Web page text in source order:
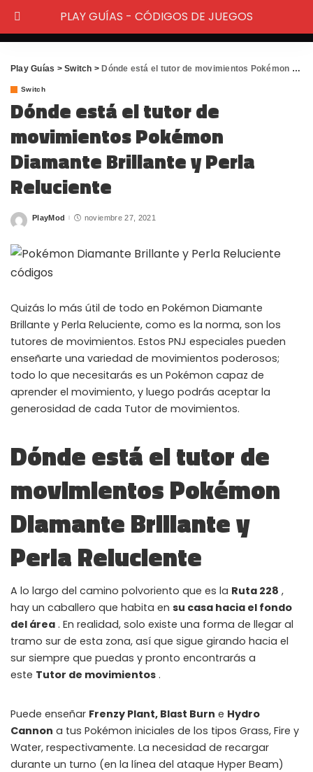
WHY JOIN THE CHANNEL?
ALL PERKS — ZERO NOISE • 100% FREE
💎100% FREE to join
No subscription, no credit card required — ever
⚡Tricks BEFORE website
Get exclusive codes and strategies before anyone else
Play Guías >Switch > Dónde está el tutor de movimientos Pokémon Diamante Brillante y Perla Reluciente
Switch
Dónde está el tutor de
movimientos Pokémon
Diamante Brillante y Perla
Reluciente
Posted
PlayMod noviembre 27, 2021
Quizás lo más útil de todo en Pokémon Diamante
Brillante y Perla Reluciente, como es la norma, son los
tutores de movimientos. Estos PNJ especiales pueden
enseñarte una variedad de movimientos poderosos;
todo lo que necesitarás es un Pokémon capaz de
aprender el movimiento, y luego podrás aceptar la
generosidad de cada Tutor de movimientos.
Dónde está el tutor de
movimientos Pokémon
Diamante Brillante y
Perla Reluciente
A lo largo del camino polvoriento que es la Ruta 228 ,
hay un caballero que habita en su casa hacia el fondo
del área . En realidad, solo existe una forma de llegar al
tramo sur de esta zona, así que sigue girando hacia el
sur siempre que puedas y pronto encontrarás a
este Tutor de movimientos .
Puede enseñar Frenzy Plant, Blast Burn e Hydro
Cannon a tus Pokémon iniciales de los tipos Grass, Fire y
Water, respectivamente. La necesidad de recargar
durante un turno (en la línea del ataque Hyper Beam)
PLAY GUÍAS - CÓDIGOS DE JUEGOS